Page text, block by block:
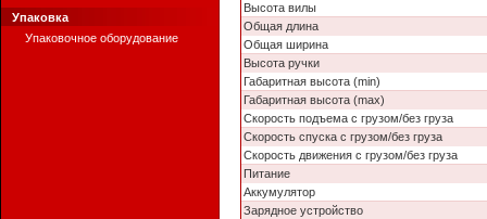
Упаковка
Упаковочное оборудование
Высота вилы
Общая длина
Общая ширина
Высота ручки
Габаритная высота (min)
Габаритная высота (max)
Скорость подъема с грузом/без груза
Скорость спуска с грузом/без груза
Скорость движения с грузом/без груза
Питание
Аккумулятор
Зарядное устройство